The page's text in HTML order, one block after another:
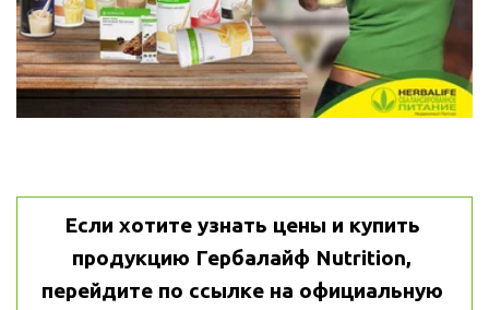
Если хотите узнать цены и купить
продукцию Гербалайф Nutrition,
перейдите по ссылке на официальную